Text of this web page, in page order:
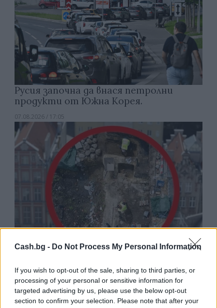
Cash.bg - Do Not Process My Personal Information
If you wish to opt-out of the sale, sharing to third parties, or
processing of your personal or sensitive information for
targeted advertising by us, please use the below opt-out
section to confirm your selection. Please note that after your
Русия започна да внася петролни
продукти от Южна Корея.
07.08.2026 / 17:05
Древен храм на почти 900 години
откриха под кафене за сладолед в
Полша
07.08.2026 / 16:00